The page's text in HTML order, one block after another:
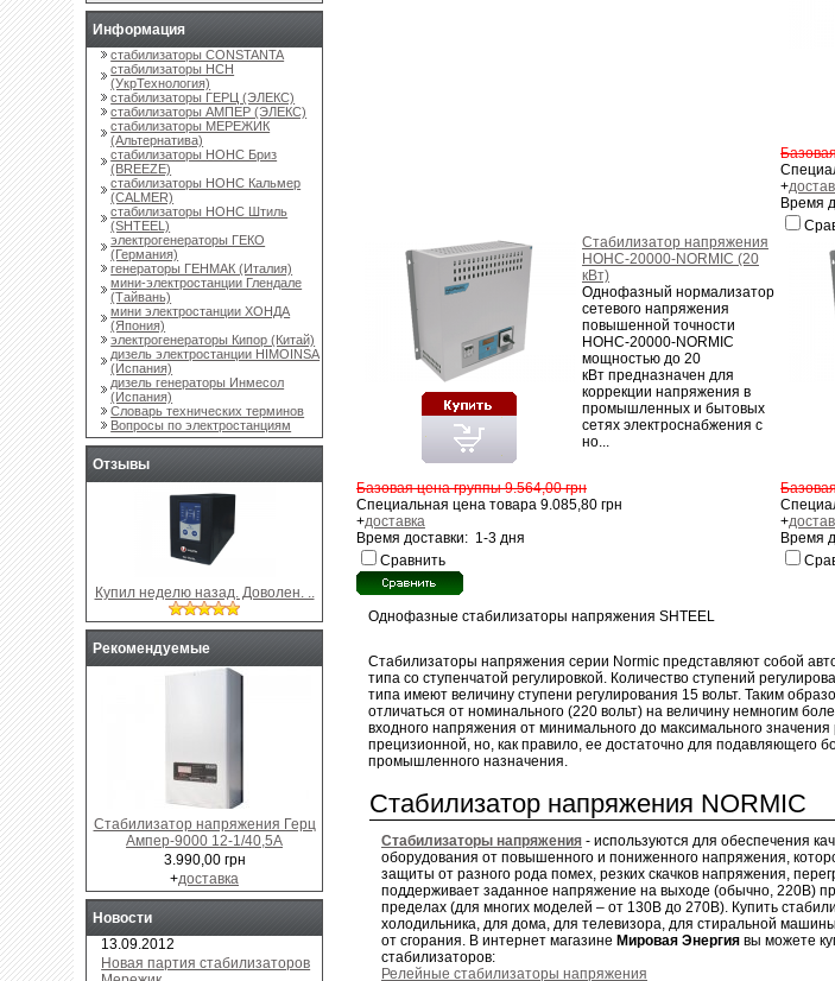
+
Время
Стабилизатор напряжения
НОНС-20000-NORMIC (20
кВт)
Однофазный нормализатор
сетевого напряжения
повышенной точности
НОНС-20000-NORMIC
мощностью до 20
кВт предназначен для
коррекции напряжения в
промышленных и бытовых
сетях электроснабжения с
но...
Базовая цена группы 9.564,00 грн
Специальная цена товара 9.085,80 грн
+доставка
Время доставки: 1-3 дня
Сравнить
+
Время
Однофазные стабилизаторы напряжения SHTEEL
Стабилизаторы напряжения серии Normic представляют собой
типа со ступенчатой регулировкой. Количество ступений
типа имеют величину ступени регулирования 15 вольт. Таким
отличаться от номинального (220 вольт) на величину немногим
входного напряжения от минимального до максимального
прецизионной, но, как правило, ее достаточно для подавляющего
промышленного назначения.
Cтабилизатор напряжения NORMIC
Cтабилизаторы напряжения - используются для обеспечения
оборудования от повышенного и пониженного напряжения,
защиты от разного рода помех, резких скачков напряжения,
поддерживает заданное напряжение на выходе (обычно, 220В)
пределах (для многих моделей – от 130В до 270В). Купить
холодильника, для дома, для телевизора, для стиральной
от сгорания. В интернет магазине Мировая Энергия вы можете
стабилизаторов:
Релейные стабилизаторы напряжения
Информация
стабилизаторы CONSTANTA
стабилизаторы НСН
(УкрТехнология)
стабилизаторы ГЕРЦ (ЭЛЕКС)
стабилизаторы АМПЕР (ЭЛЕКС)
стабилизаторы МЕРЕЖИК
(Альтернатива)
стабилизаторы НОНС Бриз
(BREEZE)
стабилизаторы НОНС Кальмер
(CALMER)
стабилизаторы НОНС Штиль
(SHTEEL)
электрогенераторы ГЕКО
(Германия)
генераторы ГЕНМАК (Италия)
мини-электростанции Глендале
(Тайвань)
мини электростанции ХОНДА
(Япония)
электрогенераторы Кипор (Китай)
дизель электростанции HIMOINSA
(Испания)
дизель генераторы Инмесол
(Испания)
Словарь технических терминов
Вопросы по электростанциям
Отзывы
Купил неделю назад. Доволен. ..
Рекомендуемые
Стабилизатор напряжения Герц
Ампер-9000 12-1/40,5А
3.990,00 грн
+доставка
Новости
13.09.2012
Новая партия стабилизаторов